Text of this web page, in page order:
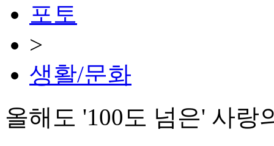
포토
>
생활/문화
올해도 '100도 넘은' 사랑